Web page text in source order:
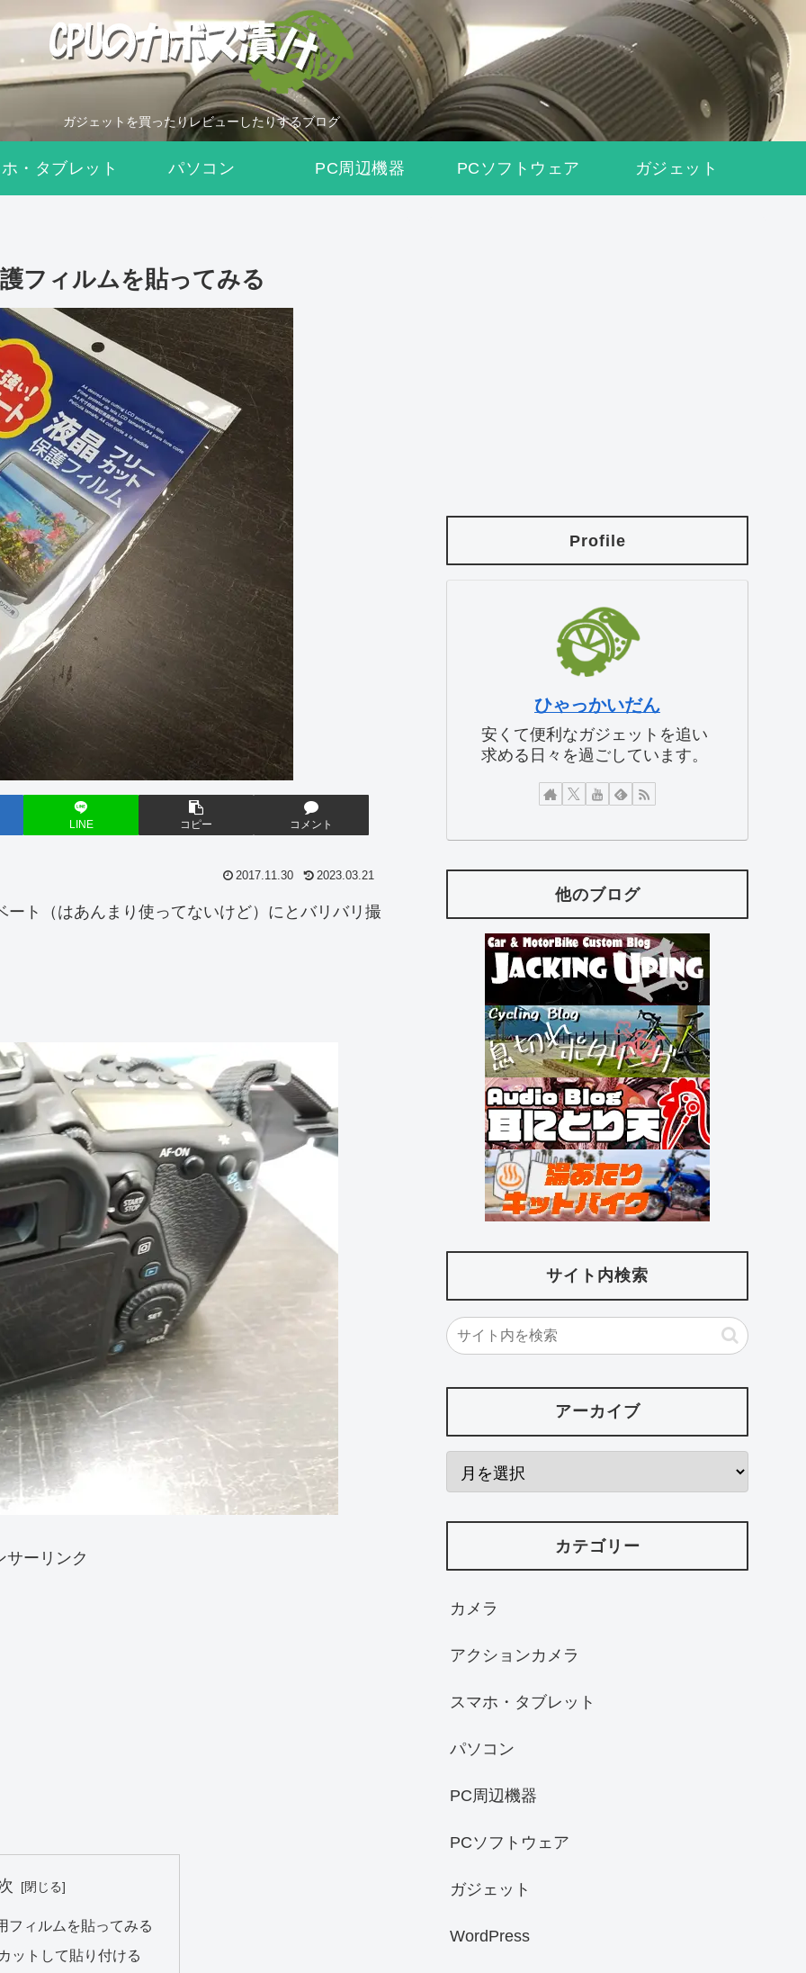
ガジェットを買ったりレビューしたりするブログ
・タブレット パソコン PC周辺機器 PCソフトウェア ガジェット
フィルムを貼ってみる
LINE コピー コメント
2017.11.30 2023.03.21
ト（はあんまり使ってないけど）にとバリバリ撮
サーリンク
フィルムを貼ってみる
ットして貼り付ける
Profile
ひゃっかいだん
安くて便利なガジェットを追い
求める日々を過ごしています。
他のブログ
サイト内検索
アーカイブ
カテゴリー
カメラ
アクションカメラ
スマホ・タブレット
パソコン
PC周辺機器
PCソフトウェア
ガジェット
WordPress